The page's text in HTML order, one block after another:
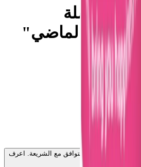
سلسلة
إلى الماضي"
مفرد
. بدون رسوم. متوافق مع الشريعة.
اعرف